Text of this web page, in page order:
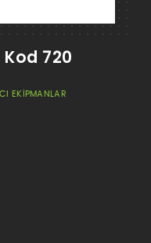
720
EKİPMANLAR